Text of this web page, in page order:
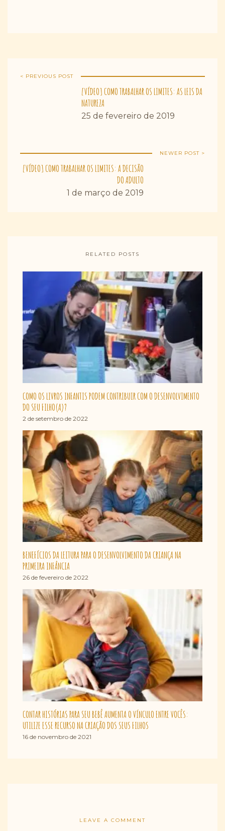
< PREVIOUS POST
[VÍDEO] COMO TRABALHAR OS LIMITES: AS LEIS DA
NATUREZA
25 de fevereiro de 2019
NEWER POST >
[VÍDEO] COMO TRABALHAR OS LIMITES: A DECISÃO
DO ADULTO
1 de março de 2019
RELATED POSTS
COMO OS LIVROS INFANTIS PODEM CONTRIBUIR COM O DESENVOLVIMENTO
DO SEU FILHO(A)?
2 de setembro de 2022
BENEFÍCIOS DA LEITURA PARA O DESENVOLVIMENTO DA CRIANÇA NA
PRIMEIRA INFÂNCIA
26 de fevereiro de 2022
CONTAR HISTÓRIAS PARA SEU BEBÊ AUMENTA O VÍNCULO ENTRE VOCÊS:
UTILIZE ESSE RECURSO NA CRIAÇÃO DOS SEUS FILHOS
16 de novembro de 2021
LEAVE A COMMENT